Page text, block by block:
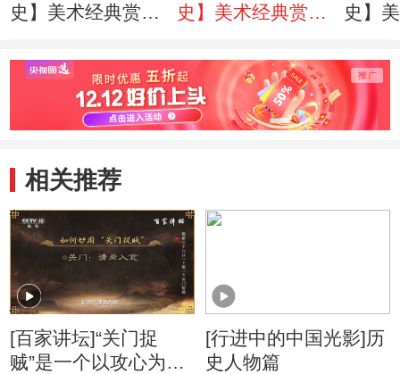
史】美术经典赏
风，傅抱石如何通
过画笔展现渡河场
史】美术经典赏
光影展现细节？
史】
命名
有何
相关推荐
[百家讲坛]“关门捉
贼”是一个以攻心为主
[行进中的中国光影]历
史人物篇